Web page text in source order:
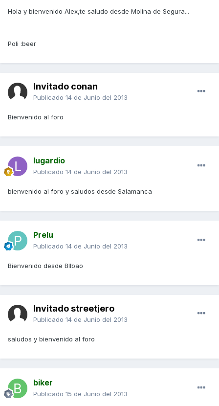
Hola y bienvenido Alex,te saludo desde Molina de Segura...
Poli :beer
Invitado conan
Publicado 14 de Junio del 2013
Bienvenido al foro
lugardio
Publicado 14 de Junio del 2013
bienvenido al foro y saludos desde Salamanca
Prelu
Publicado 14 de Junio del 2013
Bienvenido desde BIlbao
Invitado streetjero
Publicado 14 de Junio del 2013
saludos y bienvenido al foro
biker
Publicado 15 de Junio del 2013